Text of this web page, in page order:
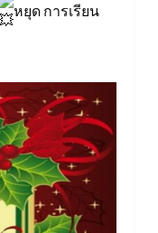
หยุด การเรียน